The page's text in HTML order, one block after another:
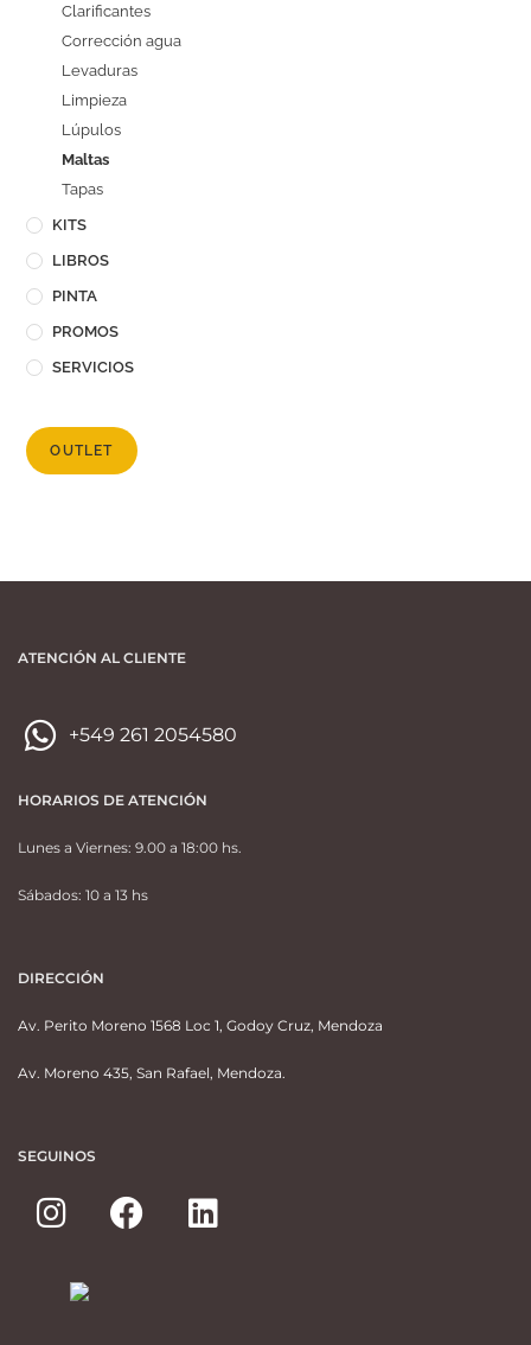
Clarificantes
Corrección agua
Levaduras
Limpieza
Lúpulos
Maltas
Tapas
KITS
LIBROS
PINTA
PROMOS
SERVICIOS
OUTLET
ATENCIÓN AL CLIENTE
+549 261 2054580
HORARIOS DE ATENCIÓN
Lunes a Viernes: 9.00 a 18:00 hs.
Sábados: 10 a 13 hs
DIRECCIÓN
Av. Perito Moreno 1568 Loc 1, Godoy Cruz, Mendoza
Av. Moreno 435, San Rafael, Mendoza.
SEGUINOS